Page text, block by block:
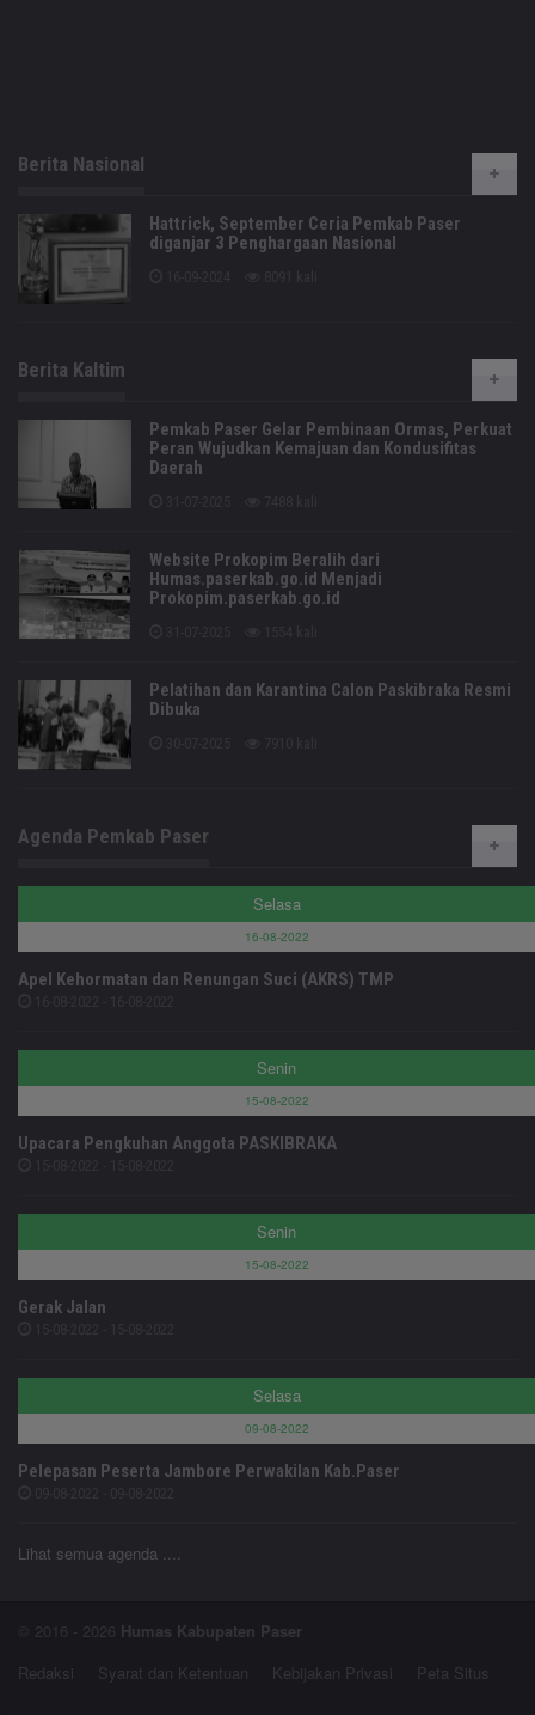
Berita Nasional
Hattrick, September Ceria Pemkab Paser
diganjar 3 Penghargaan Nasional
Berita Kaltim
Pemkab Paser Gelar Pembinaan Ormas, Perkuat
Peran Wujudkan Kemajuan dan Kondusifitas
Daerah
Website Prokopim Beralih dari
Humas.paserkab.go.id Menjadi
Prokopim.paserkab.go.id
Pelatihan dan Karantina Calon Paskibraka Resmi
Dibuka
Agenda Pemkab Paser
Selasa
16-08-2022
Apel Kehormatan dan Renungan Suci (AKRS) TMP
Senin
15-08-2022
Upacara Pengkuhan Anggota PASKIBRAKA
Senin
15-08-2022
Gerak Jalan
Selasa
09-08-2022
Pelepasan Peserta Jambore Perwakilan Kab.Paser
Lihat semua agenda ....
© 2016 - 2026 Humas Kabupaten Paser
Redaksi
Syarat dan Ketentuan Kebijakan Privasi Peta Situs